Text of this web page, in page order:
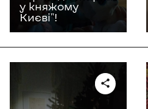
у княжому
Києві"!